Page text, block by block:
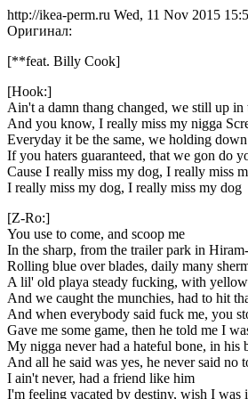
http://ikea-perm.ru Wed, 11 Nov 2015
Оригинал:
[**feat. Billy Cook]
[Hook:]
Ain't a damn thang changed, we still up in
And you know, I really miss my nigga
Everyday it be the same, we holding
If you haters guaranteed, that we gon do
Cause I really miss my dog, I really miss
I really miss my dog, I really miss my dog
[Z-Ro:]
You use to come, and scoop me
In the sharp, from the trailer park in
Rolling blue over blades, daily many
A lil' old playa steady fucking, with
And we caught the munchies, had to hit
And when everybody said fuck me, you
Gave me some game, then he told me I
My nigga never had a hateful bone, in his
And all he said was yes, he never said no
I ain't never, had a friend like him
I'm feeling vacated by destiny, wish I